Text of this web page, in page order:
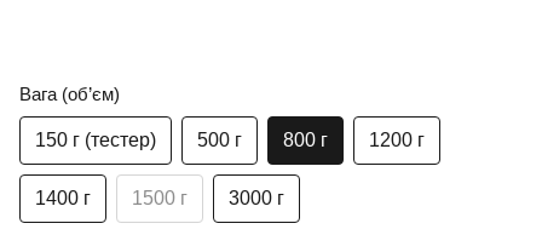
Вага (об’єм)
150 г (тестер) 500 г 800 г 1200 г
1400 г 1500 г 3000 г